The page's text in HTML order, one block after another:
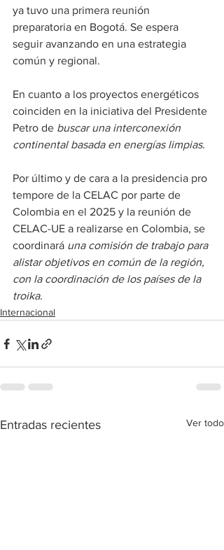
ya tuvo una primera reunión
preparatoria en Bogotá. Se espera
seguir avanzando en una estrategia
común y regional.
En cuanto a los proyectos energéticos
coinciden en la iniciativa del Presidente
Petro de buscar una interconexión
continental basada en energías limpias.
Por último y de cara a la presidencia pro
tempore de la CELAC por parte de
Colombia en el 2025 y la reunión de
CELAC-UE a realizarse en Colombia, se
coordinará una comisión de trabajo para
alistar objetivos en común de la región,
con la coordinación de los países de la
troika.
Internacional
Entradas recientes Ver todo